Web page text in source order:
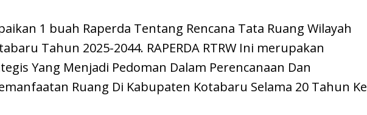
1 buah Raperda Tentang Rencana Tata Ruang Wilayah
Tahun 2025-2044. RAPERDA RTRW Ini merupakan
Yang Menjadi Pedoman Dalam Perencanaan Dan
Ruang Di Kabupaten Kotabaru Selama 20 Tahun Ke